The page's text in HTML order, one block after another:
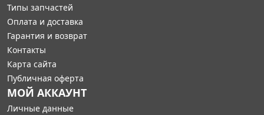
Типы запчастей
Оплата и доставка
Гарантия и возврат
Контакты
Карта сайта
Публичная оферта
МОЙ АККАУНТ
Личные данные